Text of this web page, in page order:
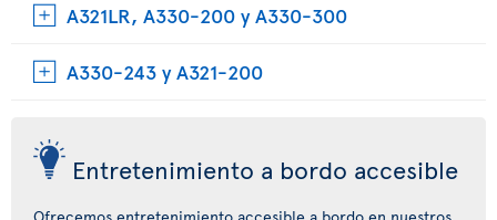
A321LR, A330-200 y A330-300
A330-243 y A321-200
Entretenimiento a bordo accesible